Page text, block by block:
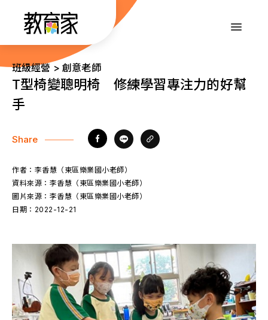
內
::: 班級經營 > 創意老師
T型椅變聰明椅 修練學習專注力的好幫
手
Share
作者： 李香慧（東區樂業國小老師）
資料來源： 李香慧（東區樂業國小老師）
圖片來源： 李香慧（東區樂業國小老師）
日期： 2022-12-21